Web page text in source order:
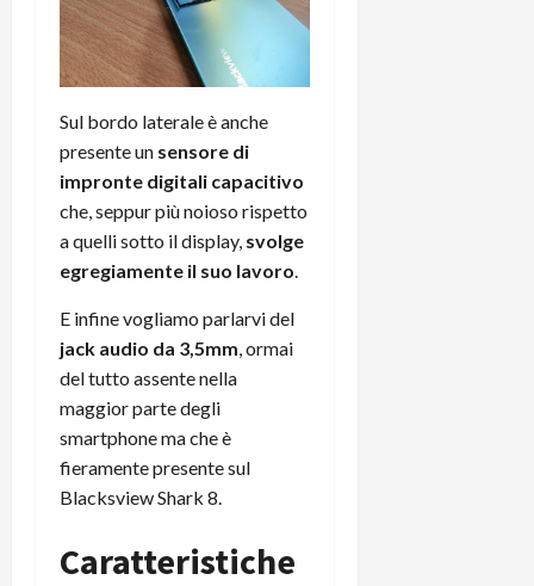
Sul bordo laterale è anche
presente un sensore di
impronte digitali capacitivo
che, seppur più noioso rispetto
a quelli sotto il display, svolge
egregiamente il suo lavoro
E infine vogliamo parlarvi del
jack audio da 3,5mm , ormai
del tutto assente nella
maggior parte degli
smartphone ma che è
fieramente presente sul
Blacksview Shark 8.
Caratteristiche